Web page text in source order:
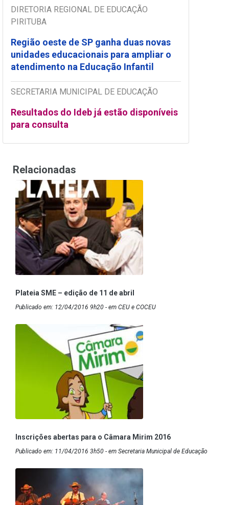
DIRETORIA REGIONAL DE EDUCAÇÃO
PIRITUBA
Região oeste de SP ganha duas novas
unidades educacionais para ampliar o
atendimento na Educação Infantil
SECRETARIA MUNICIPAL DE EDUCAÇÃO
Resultados do Ideb já estão disponíveis
para consulta
Relacionadas
Plateia SME – edição de 11 de abril
Publicado em: 12/04/2016 9h20 - em CEU e COCEU
Inscrições abertas para o Câmara Mirim 2016
Publicado em: 11/04/2016 3h50 - em Secretaria Municipal de Educação